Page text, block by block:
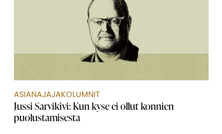
ASIANAJAJAKOLUMNIT
Jussi Sarvikivi: Kun kyse ei ollut konnien
puolustamisesta